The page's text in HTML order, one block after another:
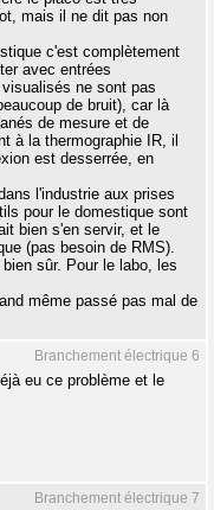
mais il ne dit pas non
c'est complètement
avec entrées
ne sont pas
de bruit), car là
de mesure et de
à la thermographie IR, il
est desserrée, en
l'industrie aux prises
pour le domestique sont
bien s'en servir, et le
(pas besoin de RMS).
sûr. Pour le labo, les
même passé pas mal de
Branchement électrique 6
eu ce problème et le
Branchement électrique 7